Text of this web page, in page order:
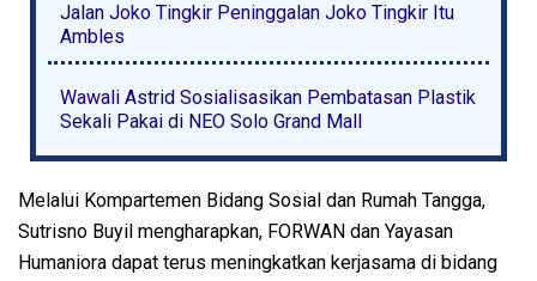
Jalan Joko Tingkir Peninggalan Joko Tingkir Itu
Ambles
Wawali Astrid Sosialisasikan Pembatasan Plastik
Sekali Pakai di NEO Solo Grand Mall
Melalui Kompartemen Bidang Sosial dan Rumah Tangga,
Sutrisno Buyil mengharapkan, FORWAN dan Yayasan
Humaniora dapat terus meningkatkan kerjasama di bidang